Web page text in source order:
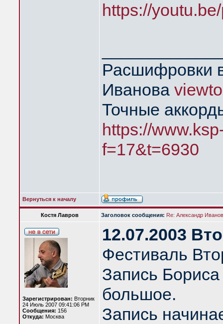
https://
Расшифровки
Иванова
Точные
https://
f=17&t=6930
Вернуться к началу
Костя Лавров Заголовок сообщения: Re: Александр
Зарегистрирован: Вторник
24 Июль 2007 09:41:06 PM
Сообщения: 156
Откуда: Москва
12.07.2003
Фестиваль
Запись
большое.
Запись